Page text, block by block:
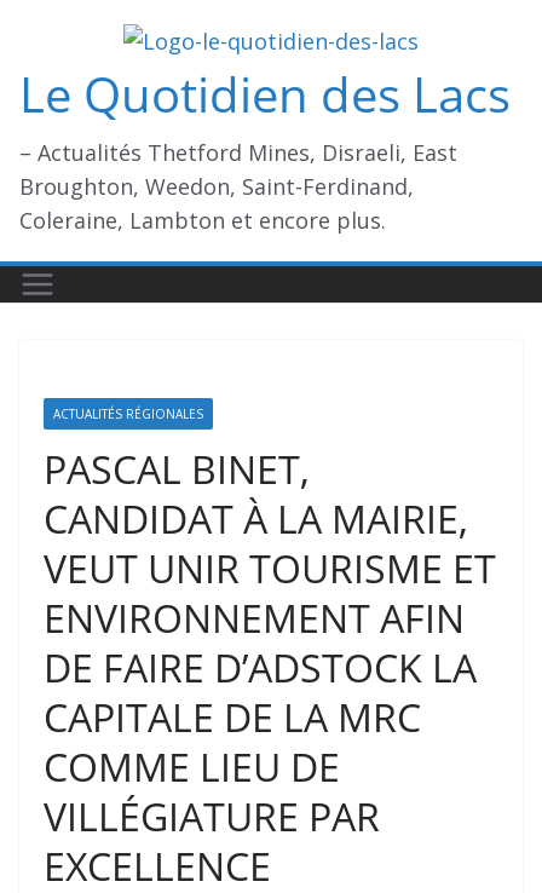
contenu
Le Quotidien des Lacs
– Actualités Thetford Mines, Disraeli, East
Broughton, Weedon, Saint-Ferdinand,
Coleraine, Lambton et encore plus.
ACTUALITÉS RÉGIONALES
PASCAL BINET,
CANDIDAT À LA MAIRIE,
VEUT UNIR TOURISME ET
ENVIRONNEMENT AFIN
DE FAIRE D’ADSTOCK LA
CAPITALE DE LA MRC
COMME LIEU DE
VILLÉGIATURE PAR
EXCELLENCE